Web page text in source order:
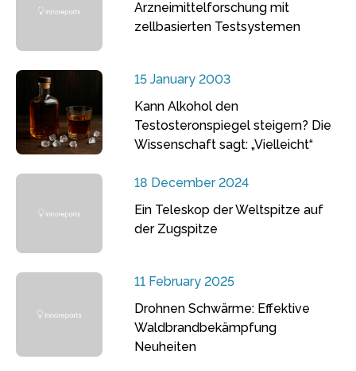
Arzneimittelforschung mit
zellbasierten Testsystemen
15 January 2003
Kann Alkohol den
Testosteronspiegel steigern? Die
Wissenschaft sagt: „Vielleicht“
18 December 2024
Ein Teleskop der Weltspitze auf
der Zugspitze
11 February 2025
Drohnen Schwärme: Effektive
Waldbrandbekämpfung
Neuheiten